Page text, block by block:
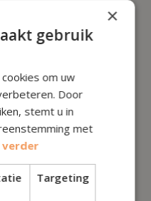
47,50%
Liquidatiereserve
35,88%
×
gebruik
om uw
Door
stemt u in
met
verder
Targeting